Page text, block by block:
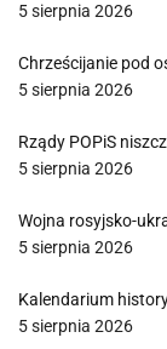
5 sierpnia 2026
Chrześcijanie pod
5 sierpnia 2026
Rządy POPiS
5 sierpnia 2026
Wojna rosyjsko-
5 sierpnia 2026
Kalendarium
5 sierpnia 2026